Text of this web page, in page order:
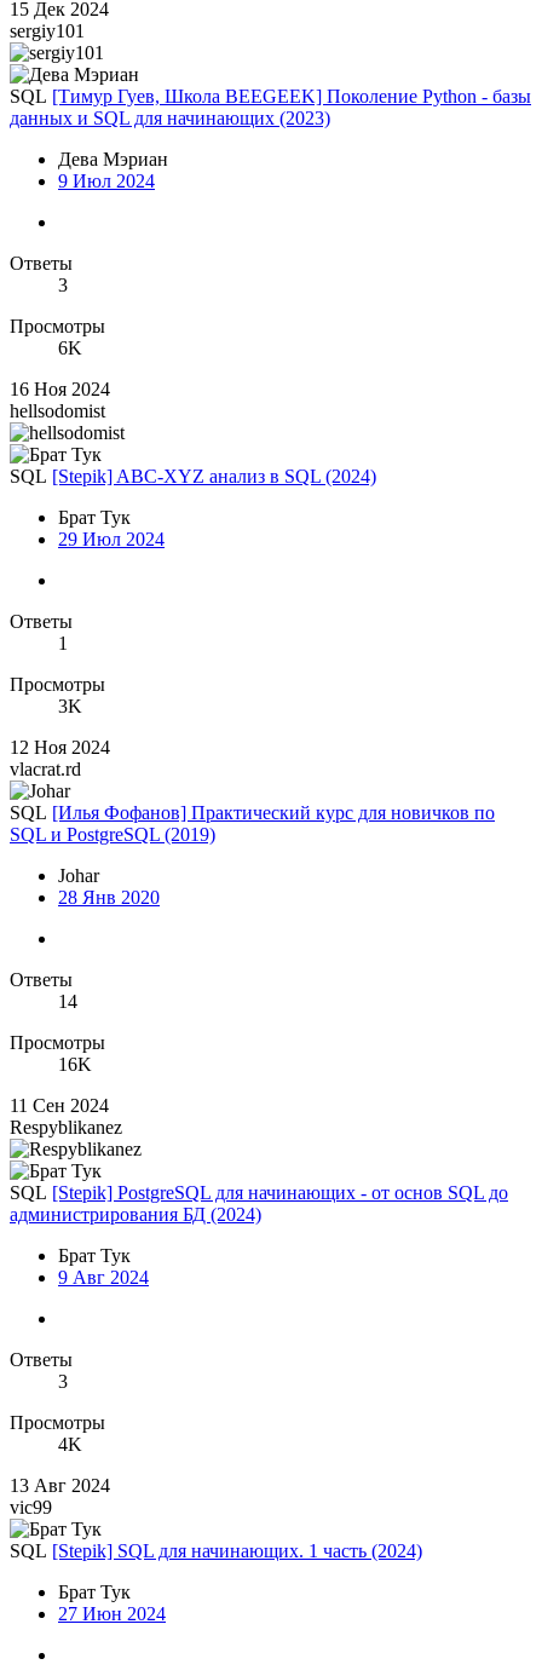
15 Дек 2024
sergiy101
SQL [Тимур Гуев, Школа BEEGEEK] Поколение Python - базы
данных и SQL для начинающих (2023)
Дева Мэриан
9 Июл 2024
Ответы
3
Просмотры
6K
16 Ноя 2024
hellsodomist
SQL [Stepik] ABC-XYZ анализ в SQL (2024)
Брат Тук
29 Июл 2024
Ответы
1
Просмотры
3K
12 Ноя 2024
vlacrat.rd
SQL [Илья Фофанов] Практический курс для новичков по
SQL и PostgreSQL (2019)
Johar
28 Янв 2020
Ответы
14
Просмотры
16K
11 Сен 2024
Respyblikanez
SQL [Stepik] PostgreSQL для начинающих - от основ SQL до
администрирования БД (2024)
Брат Тук
9 Авг 2024
Ответы
3
Просмотры
4K
13 Авг 2024
vic99
SQL [Stepik] SQL для начинающих. 1 часть (2024)
Брат Тук
27 Июн 2024